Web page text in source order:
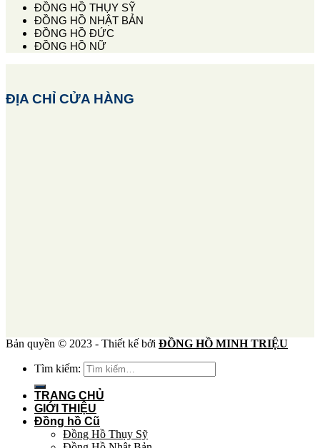
ĐỒNG HỒ THỤY SỸ
ĐỒNG HỒ NHẬT BẢN
ĐỒNG HỒ ĐỨC
ĐỒNG HỒ NỮ
ĐỊA CHỈ CỬA HÀNG
Bản quyền © 2023 - Thiết kế bởi ĐỒNG HỒ MINH TRIỆU
Tìm kiếm:
TRANG CHỦ
GIỚI THIỆU
Đồng hồ Cũ
Đồng Hồ Thụy Sỹ